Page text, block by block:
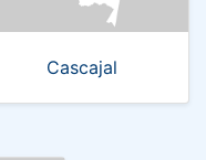
Cascajal